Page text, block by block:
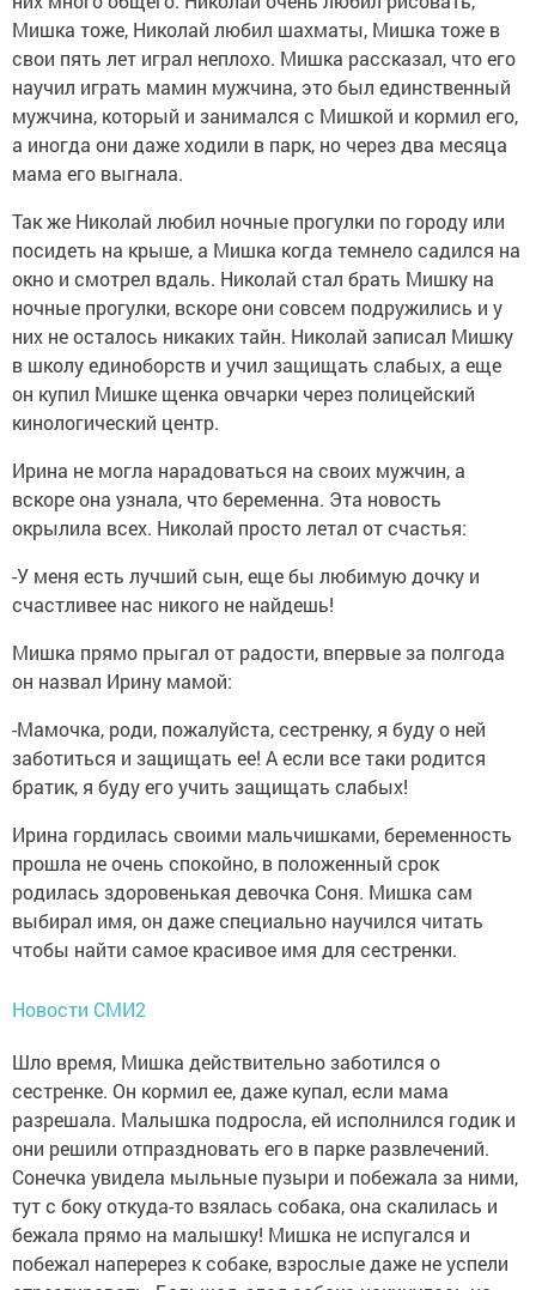
Мишка тоже, Николай любил шахматы, Мишка тоже в
свои пять лет играл неплохо. Мишка рассказал, что его
научил играть мамин мужчина, это был единственный
мужчина, который и занимался с Мишкой и кормил его,
а иногда они даже ходили в парк, но через два месяца
мама его выгнала.
Так же Николай любил ночные прогулки по городу или
посидеть на крыше, а Мишка когда темнело садился на
окно и смотрел вдаль. Николай стал брать Мишку на
ночные прогулки, вскоре они совсем подружились и у
них не осталось никаких тайн. Николай записал Мишку
в школу единоборств и учил защищать слабых, а еще
он купил Мишке щенка овчарки через полицейский
кинологический центр.
Ирина не могла нарадоваться на своих мужчин, а
вскоре она узнала, что беременна. Эта новость
окрылила всех. Николай просто летал от счастья:
-У меня есть лучший сын, еще бы любимую дочку и
счастливее нас никого не найдешь!
Мишка прямо прыгал от радости, впервые за полгода
он назвал Ирину мамой:
-Мамочка, роди, пожалуйста, сестренку, я буду о ней
заботиться и защищать ее! А если все таки родится
братик, я буду его учить защищать слабых!
Ирина гордилась своими мальчишками, беременность
прошла не очень спокойно, в положенный срок
родилась здоровенькая девочка Соня. Мишка сам
выбирал имя, он даже специально научился читать
чтобы найти самое красивое имя для сестренки.
Новости СМИ2
Шло время, Мишка действительно заботился о
сестренке. Он кормил ее, даже купал, если мама
разрешала. Малышка подросла, ей исполнился годик и
они решили отпраздновать его в парке развлечений.
Сонечка увидела мыльные пузыри и побежала за ними,
тут с боку откуда-то взялась собака, она скалилась и
бежала прямо на малышку! Мишка не испугался и
побежал наперерез к собаке, взрослые даже не успели